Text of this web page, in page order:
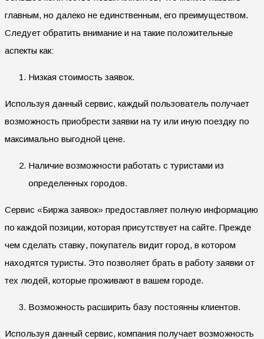
главным, но далеко не единственным, его преимуществом.
Следует обратить внимание и на такие положительные
аспекты как:
Низкая стоимость заявок.
Используя данный сервис, каждый пользователь получает
возможность приобрести заявки на ту или иную поездку по
максимально выгодной цене.
Наличие возможности работать с туристами из
определенных городов.
Сервис «Биржа заявок» предоставляет полную информацию
по каждой позиции, которая присутствует на сайте. Прежде
чем сделать ставку, покупатель видит город, в котором
находятся туристы. Это позволяет брать в работу заявки от
тех людей, которые проживают в вашем городе.
Возможность расширить базу постоянны клиентов.
Используя данный сервис, компания получает возможность